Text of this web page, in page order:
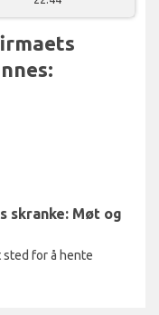
Møt og
for å hente